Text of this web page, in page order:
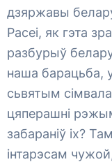
дзяржавы
Расеі, як гэта
разбурыў
наша барацьба,
сьвятым
цяперашні
забараніў іх?
інтарэсам